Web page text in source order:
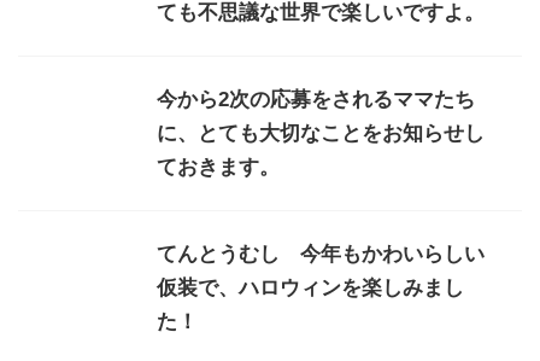
ても不思議な世界で楽しいですよ。
今から2次の応募をされるママたち
に、とても大切なことをお知らせし
ておきます。
てんとうむし 今年もかわいらしい
仮装で、ハロウィンを楽しみまし
た！